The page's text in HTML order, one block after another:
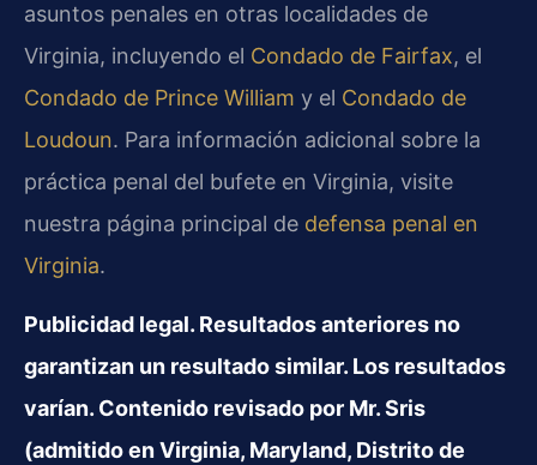
asuntos penales en otras localidades de
Virginia, incluyendo el Condado de Fairfax, el
Condado de Prince William y el Condado de
Loudoun. Para información adicional sobre la
práctica penal del bufete en Virginia, visite
nuestra página principal de defensa penal en
Virginia.
Publicidad legal. Resultados anteriores no
garantizan un resultado similar. Los resultados
varían. Contenido revisado por Mr. Sris
(admitido en Virginia, Maryland, Distrito de